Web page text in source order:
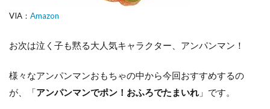
VIA： Amazon
お次は泣く子も黙る大人気キャラクター、アンパンマン！
様々なアンパンマンおもちゃの中から今回おすすめするの
が、「アンパンマンでポン！おふろでたまいれ」です。